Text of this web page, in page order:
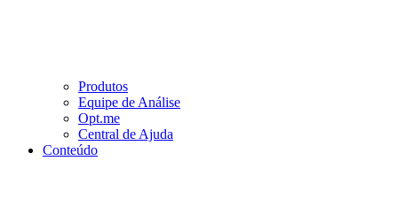
Produtos
Equipe de Análise
Opt.me
Central de Ajuda
Conteúdo